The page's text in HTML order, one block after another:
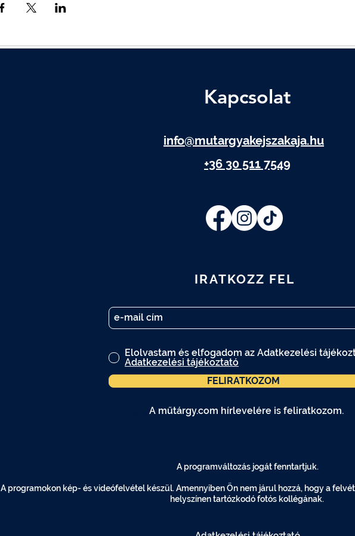
Kapcsolat
info@mutargyakejszakaja.hu
+36 30 511 7549
IRATKOZZ FEL
Elolvastam és elfogadom az Adatkezelési
Adatkezelési tájékoztató
FELIRATKOZOM
A műtárgy.com hírlevelére is feliratkozom.
A műtárgy.com hírlevelére is feliratkozom.
A programváltozás jogát fenntartjuk.
A programokon kép- és videófelvétel készül. Amennyiben Ön nem járul hozzá, hogy a
helyszínen tartózkodó fotós kollégának.